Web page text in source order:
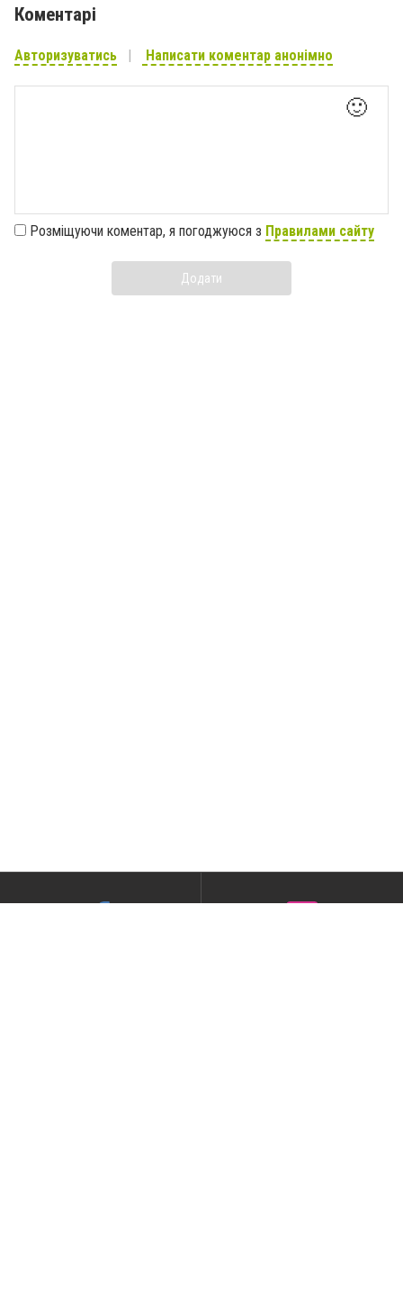
Коментарі
Авторизуватись Написати коментар анонімно
🙂
Розміщуючи коментар, я погоджуюся з Правилами сайту
Додати